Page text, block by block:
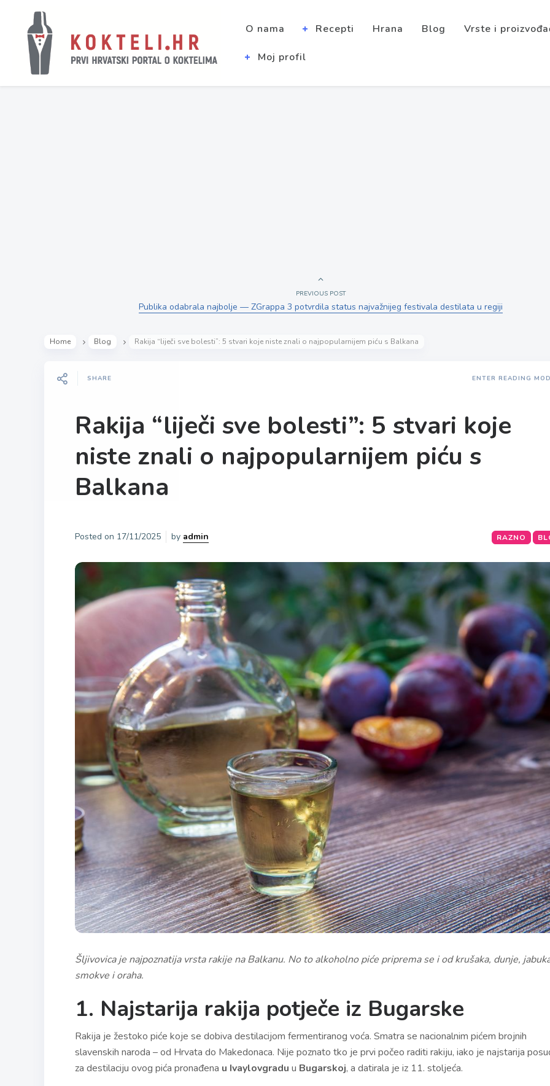
O nama Recepti Hrana Blog Vrste i
Moj profil
PREVIOUS POST
Publika odabrala najbolje — ZGrappa 3 potvrdila status najvažnijeg festivala destilata u regiji
Home Blog Rakija “liječi sve bolesti”: 5 stvari koje niste znali o najpopularnijem piću s Balkana
SHARE ENTER READING
Rakija “liječi sve bolesti”: 5 stvari koje
niste znali o najpopularnijem piću s
Balkana
Posted on 17/11/2025 by admin RAZNO
Šljivovica je najpoznatija vrsta rakije na Balkanu. No to alkoholno piće priprema se i od krušaka, dunje,
smokve i oraha.
1. Najstarija rakija potječe iz Bugarske
Rakija je žestoko piće koje se dobiva destilacijom fermentiranog voća. Smatra se nacionalnim pićem brojnih
slavenskih naroda – od Hrvata do Makedonaca. Nije poznato tko je prvi počeo raditi rakiju, iako je najstarija
za destilaciju ovog pića pronađena u Ivaylovgradu u Bugarskoj, a datirala je iz 11. stoljeća.